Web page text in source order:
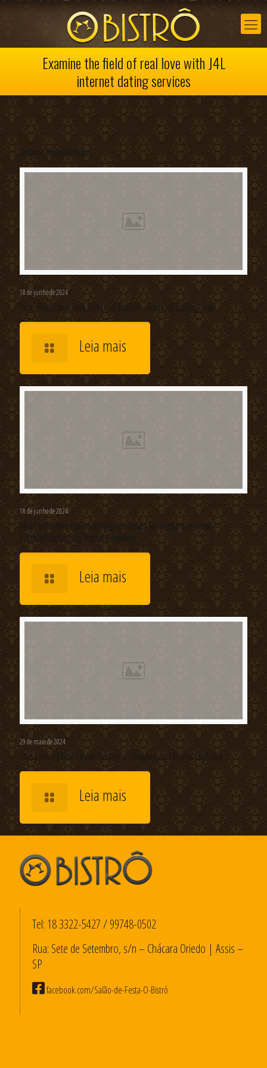
Examine the field of real love with J4L
internet dating services
Artigos Relacionados
18 de junho de 2024
Your Real Love Tale Sets out Below – Join Our Dating App
Leia mais
18 de junho de 2024
Most effective online dating methods for mature woman –
Internet dating for mature woman
Leia mais
29 de maio de 2024
The Love of Mail Order Brides – Hooking up Hearts Globally
Leia mais
Tel: 18 3322-5427/99748-0502
Rua: Sete de Setembro, s/n – Chácara Oriedo | Assis –
SP
facebook.com/Salão-de-Festa-O-Bistrô